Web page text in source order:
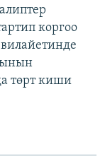
коргоо
төрт киши